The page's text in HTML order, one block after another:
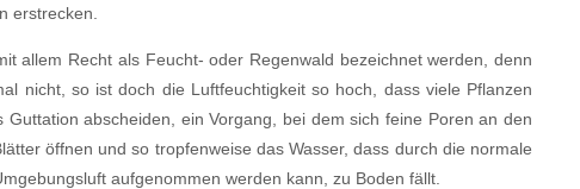
erstrecken.
allem Recht als Feucht- oder Regenwald bezeichnet werden, denn
nicht, so ist doch die Luftfeuchtigkeit so hoch, dass viele Pflanzen
Guttation abscheiden, ein Vorgang, bei dem sich feine Poren an den
öffnen und so tropfenweise das Wasser, dass durch die normale
aufgenommen werden kann, zu Boden fällt.